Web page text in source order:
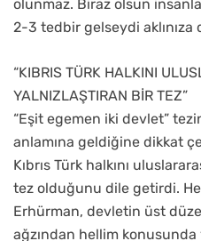
olunmaz. Biraz olsun
2-3 tedbir gelseydi aklınıza
“KIBRIS TÜRK HALKINI
YALNIZLAŞTIRAN BİR TEZ”
“Eşit egemen iki devlet”
anlamına geldiğine dikkat
Kıbrıs Türk halkını
tez olduğunu dile getirdi.
Erhürman, devletin üst
ağzından hellim konusunda